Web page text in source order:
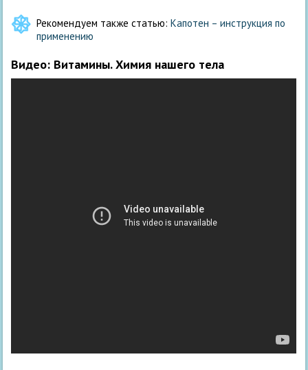
Рекомендуем также статью:Капотен – инструкция по
применению
Видео: Витамины. Химия нашего тела